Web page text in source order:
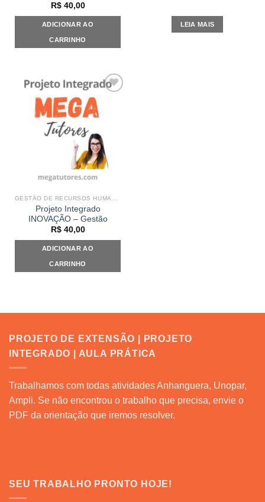
R$40,00
ADICIONAR AO
CARRINHO
LEIA MAIS
Projeto Integrado
INOVAÇÃO – Gestão
R$40,00
ADICIONAR AO
CARRINHO
PROJETO DE EXTENSÃO | PROJETO
INTEGRADO | AULA PRÁTICA
Trabalhamos com todas atividades Anhanguera, Unopar,
Ampli. Se não encontrou o trabalho que precisa, envie o
PDF da orientação que iremos resolver.
SEU TRABALHO PRONTO HOJE!